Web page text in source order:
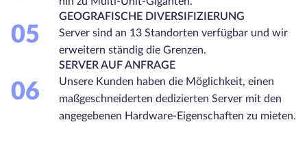
05
GEOGRAFISCHE DIVERSIFIZIERUNG
Server sind an 13 Standorten verfügbar und wir
erweitern ständig die Grenzen.
06
SERVER AUF ANFRAGE
Unsere Kunden haben die Möglichkeit, einen
maßgeschneiderten dedizierten Server mit den
angegebenen Hardware-Eigenschaften zu mieten.